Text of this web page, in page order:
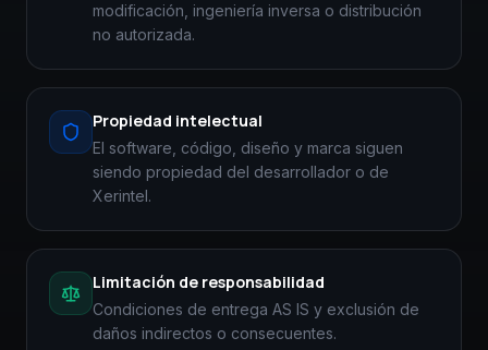
modificación, ingeniería inversa o distribución
no autorizada.
Propiedad intelectual
El software, código, diseño y marca siguen
siendo propiedad del desarrollador o de
Xerintel.
Limitación de responsabilidad
Condiciones de entrega AS IS y exclusión de
daños indirectos o consecuentes.